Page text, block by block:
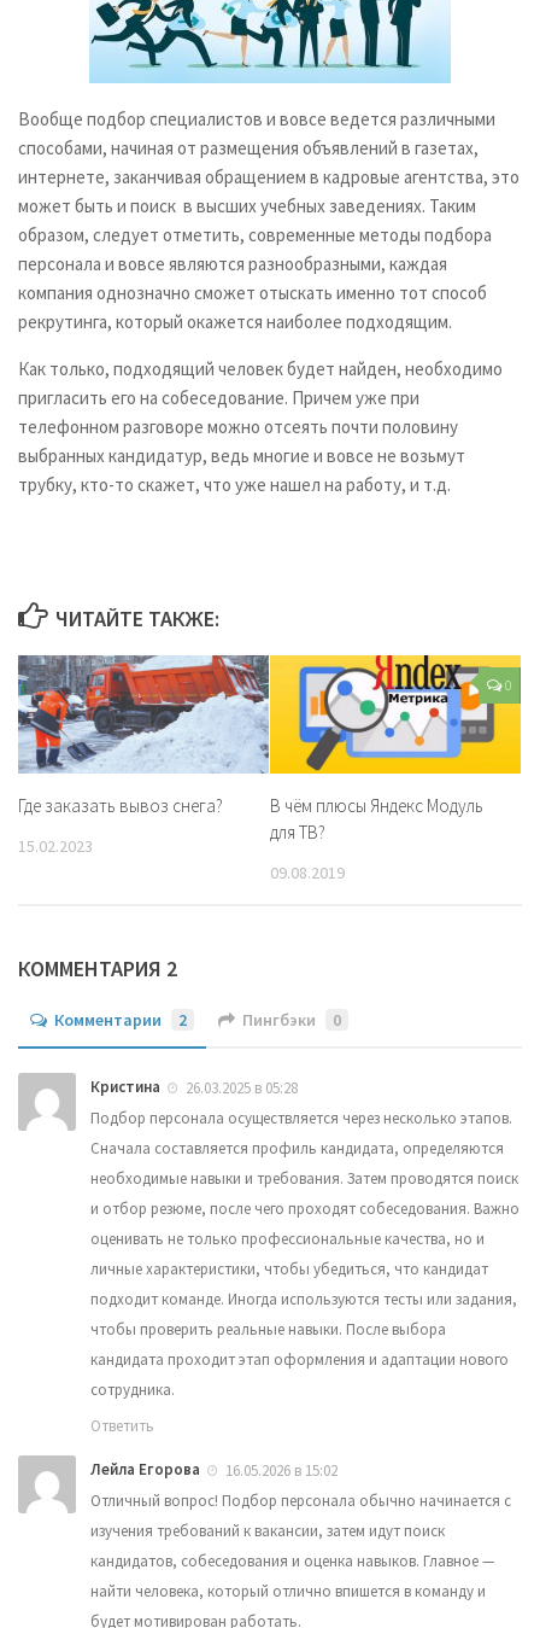
Вообще подбор специалистов и вовсе ведется различными
способами, начиная от размещения объявлений в газетах,
интернете, заканчивая обращением в кадровые агентства, это
может быть и поиск в высших учебных заведениях. Таким
образом, следует отметить, современные методы подбора
персонала и вовсе являются разнообразными, каждая
компания однозначно сможет отыскать именно тот способ
рекрутинга, который окажется наиболее подходящим.
Как только, подходящий человек будет найден, необходимо
пригласить его на собеседование. Причем уже при
телефонном разговоре можно отсеять почти половину
выбранных кандидатур, ведь многие и вовсе не возьмут
трубку, кто-то скажет, что уже нашел на работу, и т.д.
ЧИТАЙТЕ ТАКЖЕ:
Где заказать вывоз снега?
15.02.2023
0
В чём плюсы Яндекс Модуль
для ТВ?
09.08.2019
КОММЕНТАРИЯ 2
Комментарии 2 Пингбэки 0
Кристина
26.03.2025 в 05:28
Подбор персонала осуществляется через несколько этапов.
Сначала составляется профиль кандидата, определяются
необходимые навыки и требования. Затем проводятся поиск
и отбор резюме, после чего проходят собеседования. Важно
оценивать не только профессиональные качества, но и
личные характеристики, чтобы убедиться, что кандидат
подходит команде. Иногда используются тесты или задания,
чтобы проверить реальные навыки. После выбора
кандидата проходит этап оформления и адаптации нового
сотрудника.
Ответить
Лейла Егорова
16.05.2026 в 15:02
Отличный вопрос! Подбор персонала обычно начинается с
изучения требований к вакансии, затем идут поиск
кандидатов, собеседования и оценка навыков. Главное —
найти человека, который отлично впишется в команду и
будет мотивирован работать.